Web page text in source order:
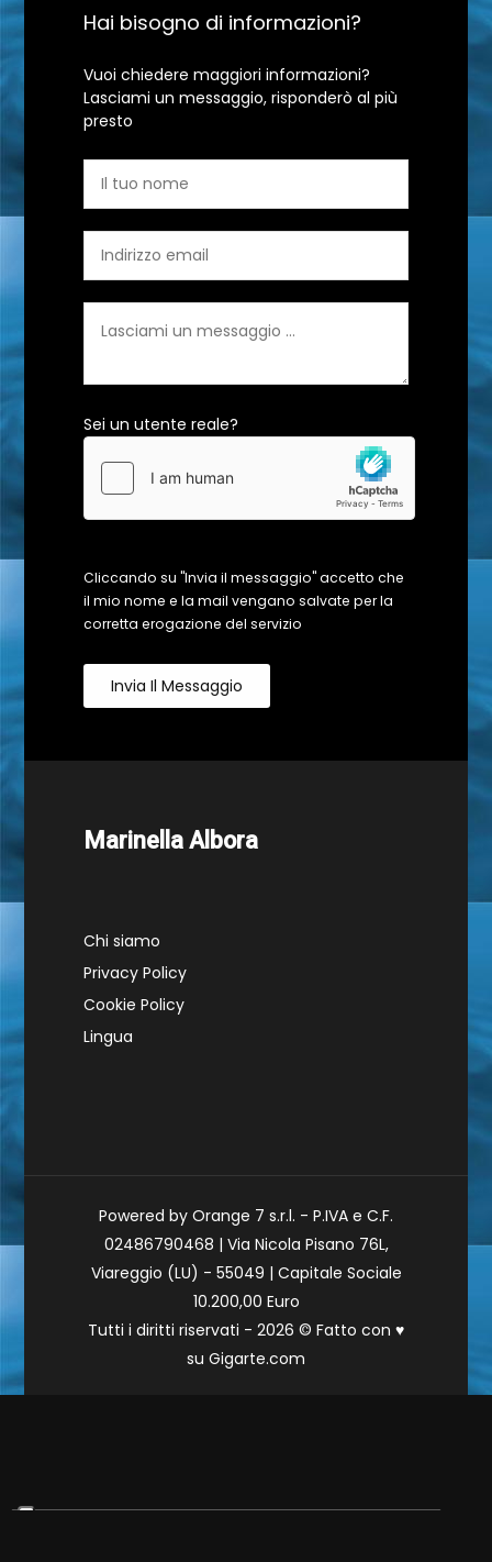
Hai bisogno di informazioni?
Vuoi chiedere maggiori informazioni?
Lasciami un messaggio, risponderò al più
presto
Sei un utente reale?
Cliccando su "Invia il messaggio" accetto che
il mio nome e la mail vengano salvate per la
corretta erogazione del servizio
Invia Il Messaggio
Marinella Albora
Chi siamo
Privacy Policy
Cookie Policy
Lingua
Powered by Orange 7 s.r.l. - P.IVA e C.F.
02486790468 | Via Nicola Pisano 76L,
Viareggio (LU) - 55049 | Capitale Sociale
10.200,00 Euro
Tutti i diritti riservati - 2026 © Fatto con ♥
su Gigarte.com